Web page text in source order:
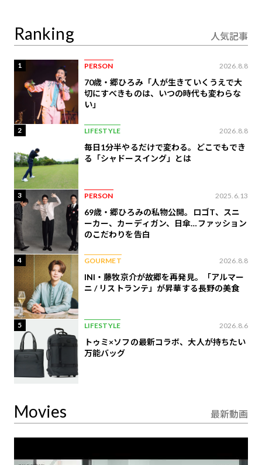
Ranking 人気記事
1 PERSON 2026.8.8
70歳・郷ひろみ「人が生きていくうえで大
切にすべきものは、いつの時代も変わらな
い」
2 LIFESTYLE 2026.8.8
毎日1分半やるだけで変わる。どこでもでき
る「シャドースイング」とは
3 PERSON 2025.6.13
69歳・郷ひろみの私物公開。ロゴT、スニ
ーカー、カーディガン、日傘…ファッション
のこだわりを告白
4 GOURMET 2026.8.8
INI・藤牧京介が故郷を再発見。「アルマー
ニ / リストランテ」が昇華する長野の美食
5 LIFESTYLE 2026.8.6
トゥミ×ソフの最新コラボ、大人が持ちたい
万能バッグ
Movies 最新動画